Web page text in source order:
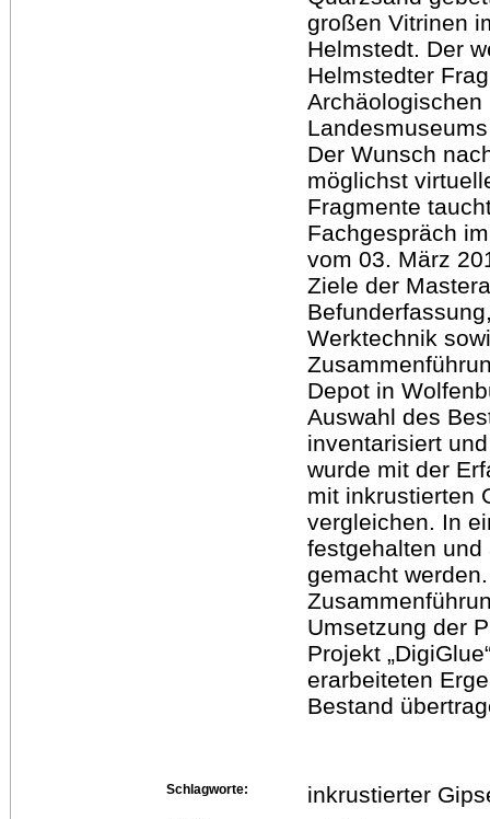
großen Vitrinen
Helmstedt. Der
Helmstedter
Der Wunsch
möglichst
Fragmente
Fachgespräch
vom 03. März
Ziele der
Werktechnik
Depot in
Auswahl des
inventarisiert
wurde mit der
mit inkrustierten
vergleichen. In
festgehalten
gemacht
Umsetzung der
Projekt
erarbeiteten
Bestand
Schlagworte: inkrustierter